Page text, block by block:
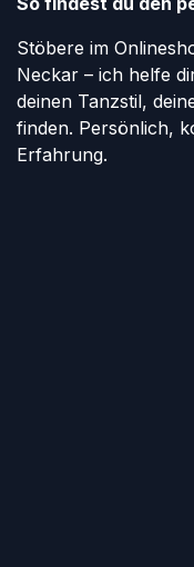
Stöbere im
Neckar – ich helfe
deinen Tanzstil,
finden. Persönlich,
Erfahrung.